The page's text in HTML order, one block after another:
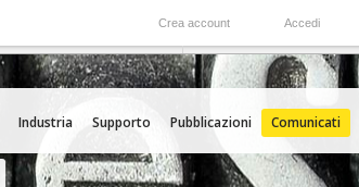
Accedi
Crea account
Nel mondo
Le nostre filiali all'estero
Industria Supporto Pubblicazioni Comunicati